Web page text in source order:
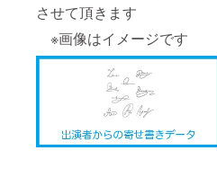
させて頂きます
※画像はイメージです